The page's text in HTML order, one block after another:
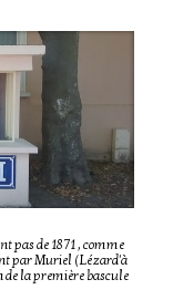
pas de 1871 , comme
par Muriel (Lézard'à
la première bascule